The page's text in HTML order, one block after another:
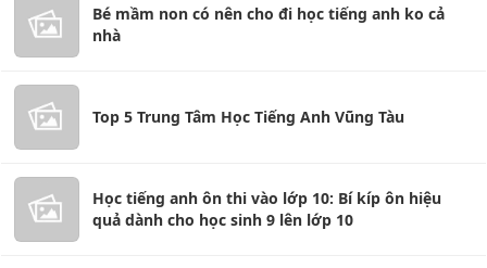
Bé mầm non có nên cho đi học tiếng anh ko cả
nhà
Top 5 Trung Tâm Học Tiếng Anh Vũng Tàu
Học tiếng anh ôn thi vào lớp 10: Bí kíp ôn hiệu
quả dành cho học sinh 9 lên lớp 10